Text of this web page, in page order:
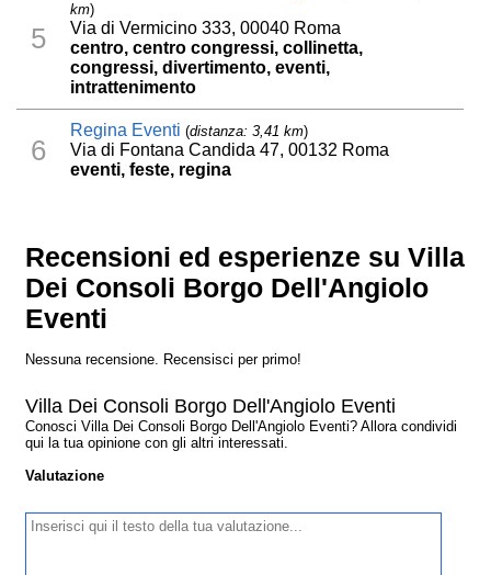
5
km)
Via di Vermicino 333, 00040 Roma
centro, centro congressi, collinetta,
congressi, divertimento, eventi,
intrattenimento
6
Regina Eventi (distanza: 3,41 km)
Via di Fontana Candida 47, 00132 Roma
eventi, feste, regina
Recensioni ed esperienze su Villa
Dei Consoli Borgo Dell'Angiolo
Eventi
Nessuna recensione. Recensisci per primo!
Villa Dei Consoli Borgo Dell'Angiolo Eventi
Conosci Villa Dei Consoli Borgo Dell'Angiolo Eventi? Allora condividi
qui la tua opinione con gli altri interessati.
Valutazione